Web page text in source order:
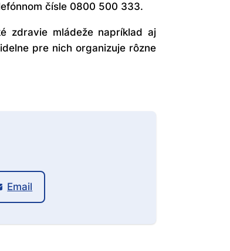
čísle 0800 500 333.
zdravie mládeže napríklad aj
pre nich organizuje rôzne
Email